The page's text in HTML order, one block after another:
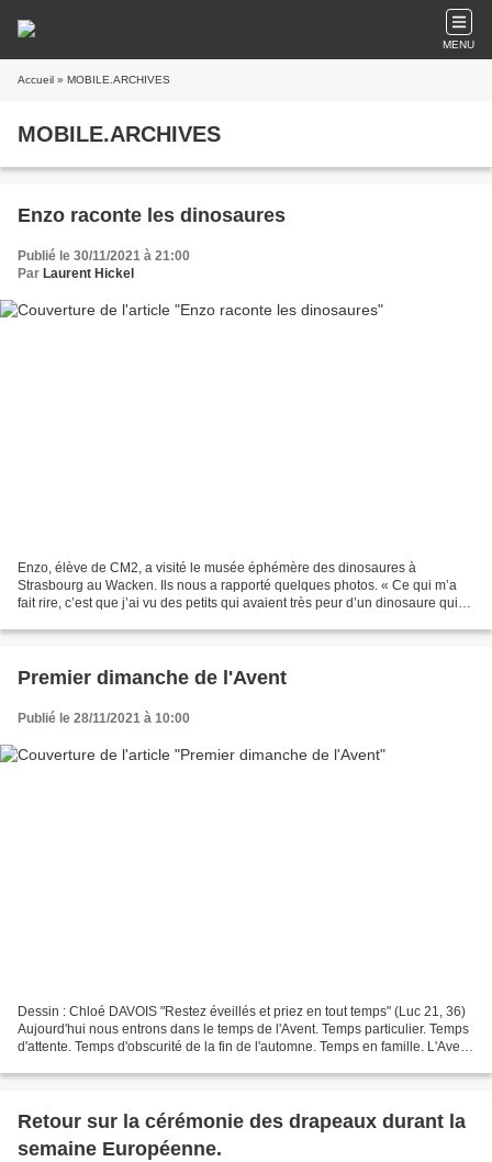
MENU
Accueil » MOBILE.ARCHIVES
MOBILE.ARCHIVES
Enzo raconte les dinosaures
Publié le 30/11/2021 à 21:00
Par Laurent Hickel
Enzo, élève de CM2, a visité le musée éphémère des dinosaures à
Strasbourg au Wacken. Ils nous a rapporté quelques photos. « Ce qui m’a
fait rire, c’est que j’ai vu des petits qui avaient très peur d’un dinosaure qui
Premier dimanche de l'Avent
Publié le 28/11/2021 à 10:00
Dessin : Chloé DAVOIS "Restez éveillés et priez en tout temps" (Luc 21, 36)
Aujourd'hui nous entrons dans le temps de l'Avent. Temps particulier. Temps
d'attente. Temps d'obscurité de la fin de l'automne. Temps en famille. L'Avent
Retour sur la cérémonie des drapeaux durant la
semaine Européenne.